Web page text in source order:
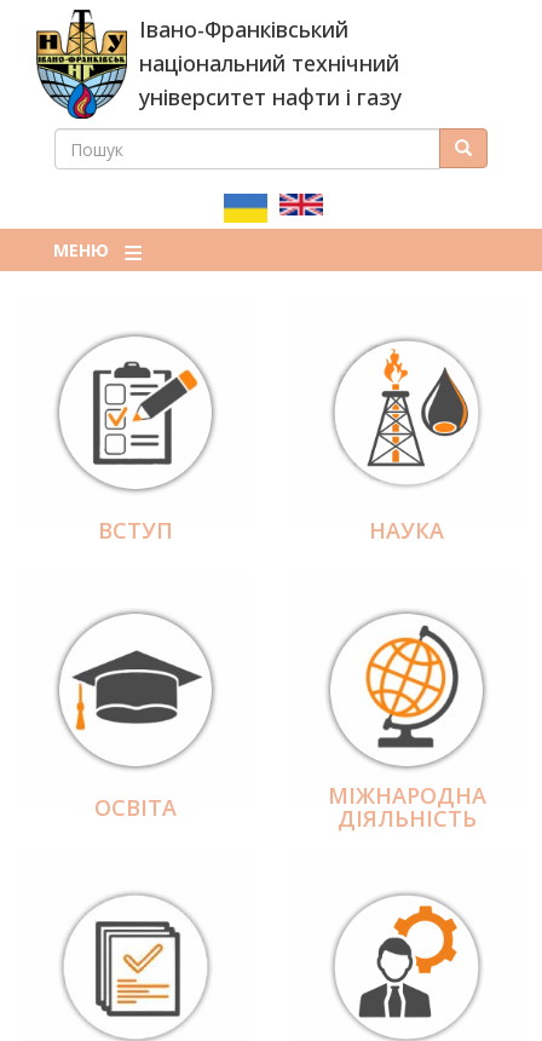
основного
вмісту
Івано-Франківський
національний технічний
університет нафти і газу
ПОШУКОВА
ПОШУК Пошук
МЕНЮ
ВСТУП НАУКА
ОСВІТА МІЖНАРОДНА
ДІЯЛЬНІCТЬ